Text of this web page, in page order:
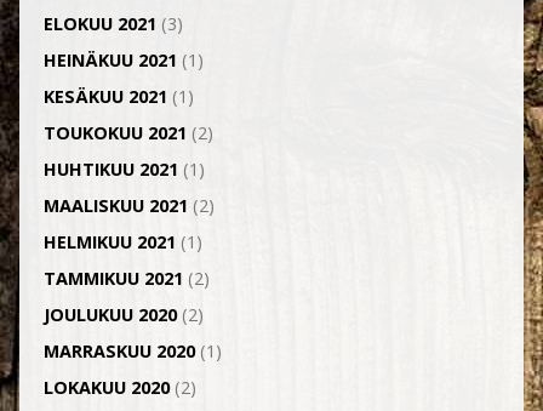
ELOKUU 2021 (3)
HEINÄKUU 2021 (1)
KESÄKUU 2021 (1)
TOUKOKUU 2021 (2)
HUHTIKUU 2021 (1)
MAALISKUU 2021 (2)
HELMIKUU 2021 (1)
TAMMIKUU 2021 (2)
JOULUKUU 2020(2)
MARRASKUU 2020(1)
LOKAKUU 2020(2)